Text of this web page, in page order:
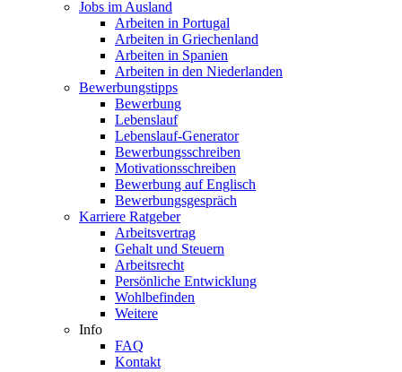
Jobs im Ausland
Arbeiten in Portugal
Arbeiten in Griechenland
Arbeiten in Spanien
Arbeiten in den Niederlanden
Bewerbungstipps
Bewerbung
Lebenslauf
Lebenslauf-Generator
Bewerbungsschreiben
Motivationsschreiben
Bewerbung auf Englisch
Bewerbungsgespräch
Karriere Ratgeber
Arbeitsvertrag
Gehalt und Steuern
Arbeitsrecht
Persönliche Entwicklung
Wohlbefinden
Weitere
Info
FAQ
Kontakt